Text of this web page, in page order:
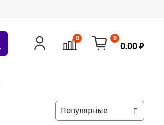
0 0
0.00 ₽